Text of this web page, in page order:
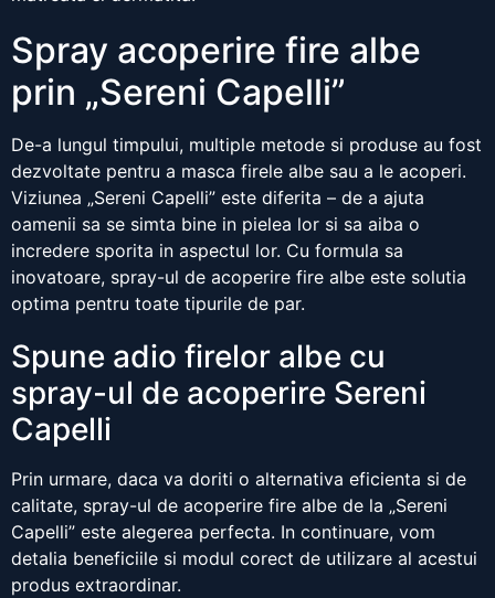
Spray acoperire fire albe
prin „Sereni Capelli”
De-a lungul timpului, multiple metode si produse au fost
dezvoltate pentru a masca firele albe sau a le acoperi.
Viziunea „Sereni Capelli” este diferita – de a ajuta
oamenii sa se simta bine in pielea lor si sa aiba o
incredere sporita in aspectul lor. Cu formula sa
inovatoare, spray-ul de acoperire fire albe este solutia
optima pentru toate tipurile de par.
Spune adio firelor albe cu
spray-ul de acoperire Sereni
Capelli
Prin urmare, daca va doriti o alternativa eficienta si de
calitate, spray-ul de acoperire fire albe de la „Sereni
Capelli” este alegerea perfecta. In continuare, vom
detalia beneficiile si modul corect de utilizare al acestui
produs extraordinar.